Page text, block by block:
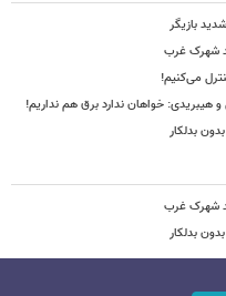
بازیگر
شهرک غرب
می‌کنیم!
هیبریدی: خواهان ندارد برق هم نداریم!
بدلکار
شهرک غرب
بدلکار